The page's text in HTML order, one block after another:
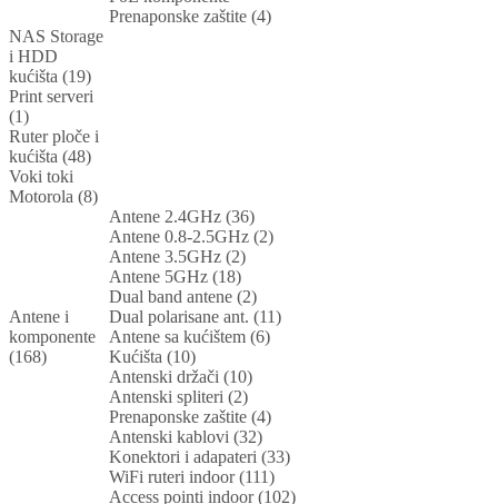
Prenaponske zaštite (4)
NAS Storage
i HDD
kućišta (19)
Print serveri
(1)
Ruter ploče i
kućišta (48)
Voki toki
Motorola (8)
Antene i
komponente
(168)
Antene 2.4GHz (36)
Antene 0.8-2.5GHz (2)
Antene 3.5GHz (2)
Antene 5GHz (18)
Dual band antene (2)
Dual polarisane ant. (11)
Antene sa kućištem (6)
Kućišta (10)
Antenski držači (10)
Antenski spliteri (2)
Prenaponske zaštite (4)
Antenski kablovi (32)
Konektori i adapateri (33)
WiFi ruteri indoor (111)
Access pointi indoor (102)